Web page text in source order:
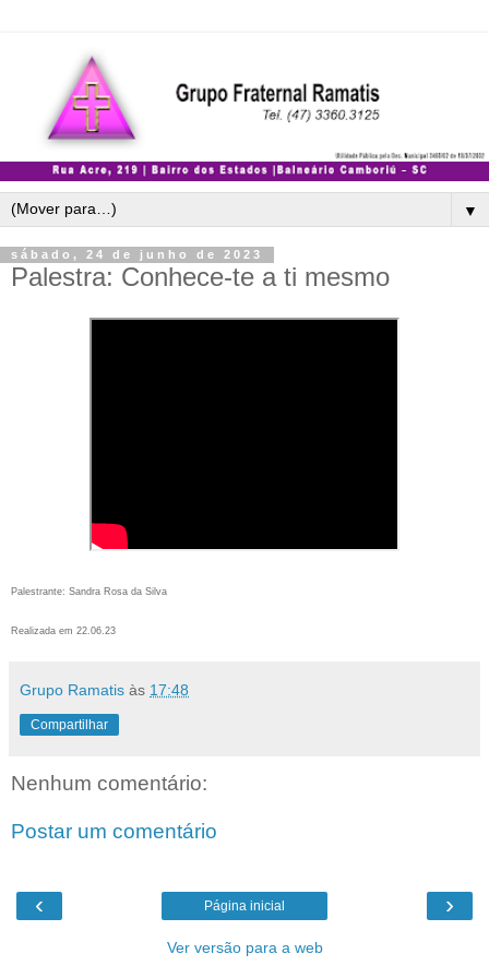
▼
sábado, 24 de junho de 2023
Palestra: Conhece-te a ti mesmo
Palestrante: Sandra Rosa da Silva
Realizada em 22.06.23
Grupo Ramatis às 17:48
Compartilhar
Nenhum comentário:
Postar um comentário
‹ ›
Página inicial
Ver versão para a web